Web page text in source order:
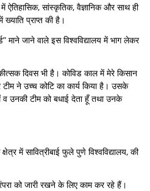
सांस्कृतिक, वैज्ञानिक और साथ ही
प्राप्त की है।
जाने वाले इस विश्वविद्यालय में भाग लेकर
दिवस भी है। कोविड काल में मेरे किसान
ने उच्च कोटि का कार्य किया है। उसके
व उनकी टीम को बधाई देता हूँ तथा उनके
में सावित्रीबाई फुले पुणे विश्वविद्यालय, की
को जारी रखने के लिए काम कर रहे हैं।